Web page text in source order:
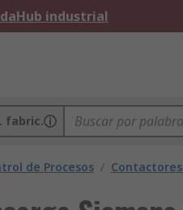
Hub industrial
fabric.
de Procesos /